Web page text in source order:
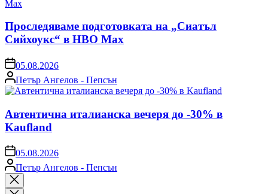
Проследяваме подготовката на „Сиатъл
Сийхоукс“ в HBO Max
on05.08.2026
Posted
by
Петър Ангелов - Пепсън
Автентична италианска вечеря до -30% в
Kaufland
on05.08.2026
Posted
by
Петър Ангелов - Пепсън
Close
search